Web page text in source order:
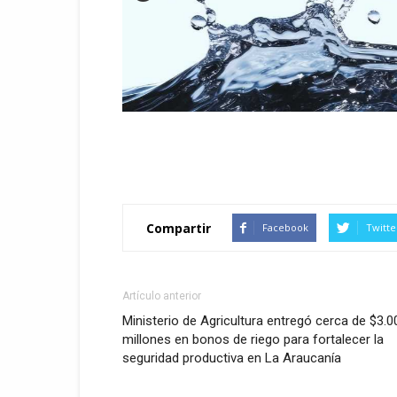
Compartir Facebook
Artículo anterior
Ministerio de Agricultura entregó cerca de
millones en bonos de riego para fortalecer la
seguridad productiva en La Araucanía